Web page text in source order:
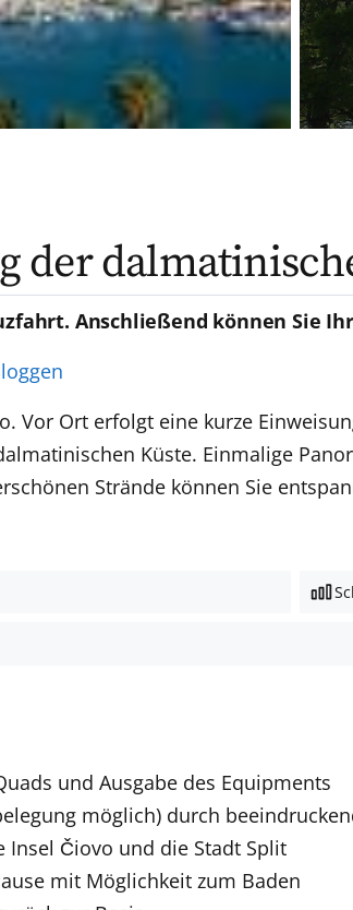
der
Anschließend können Sie
Vor Ort erfolgt eine kurze
Küste. Einmalige
Strände können Sie
und Ausgabe des Equipments
möglich) durch
Čiovo und die Stadt Split
mit Möglichkeit zum Baden